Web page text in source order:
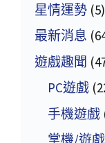
星情運勢 (5)
最新消息
遊戲趣聞
PC遊戲
手機遊戲
掌機/遊